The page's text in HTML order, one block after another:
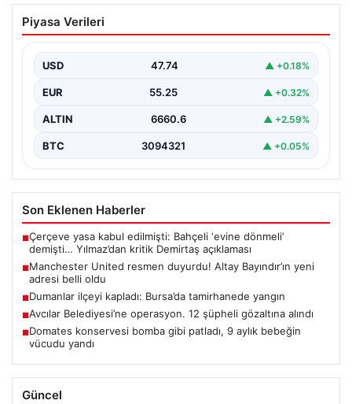
Manchester United resmen duyurdu!
Altay Bayındır’ın yeni adresi belli oldu
Piyasa Verileri
USD 47.74 ▲ +0.18%
EUR 55.25 ▲ +0.32%
ALTIN 6660.6 ▲ +2.59%
BTC 3094321 ▲ +0.05%
Son Eklenen Haberler
■Çerçeve yasa kabul edilmişti: Bahçeli ‘evine dönmeli’
demişti… Yılmaz’dan kritik Demirtaş açıklaması
■Manchester United resmen duyurdu! Altay Bayındır’ın yeni
adresi belli oldu
■Dumanlar ilçeyi kapladı: Bursa’da tamirhanede yangın
■Avcılar Belediyesi’ne operasyon. 12 şüpheli gözaltına alındı
■Domates konservesi bomba gibi patladı, 9 aylık bebeğin
vücudu yandı
Güncel